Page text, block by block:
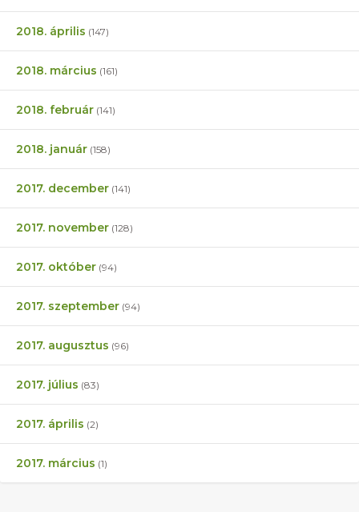
2018. április (147)
2018. március (161)
2018. február (141)
2018. január (158)
2017. december (141)
2017. november (128)
2017. október (94)
2017. szeptember (94)
2017. augusztus (96)
2017. július (83)
2017. április (2)
2017. március (1)